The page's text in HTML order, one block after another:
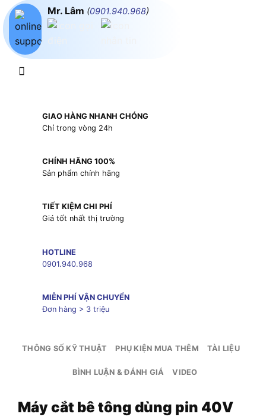
Mr. Lâm (0901.940.968)
GIAO HÀNG NHANH CHÓNG
Chỉ trong vòng 24h
CHÍNH HÃNG 100%
Sản phẩm chính hãng
TIẾT KIỆM CHI PHÍ
Giá tốt nhất thị trường
HOTLINE
0901.940.968
MIỄN PHÍ VẬN CHUYỂN
Đơn hàng > 3 triệu
THÔNG SỐ KỸ THUẬT PHỤ KIỆN MUA THÊM TÀI LIỆU
BÌNH LUẬN & ĐÁNH GIÁ VIDEO
Máy cắt bê tông dùng pin 40V